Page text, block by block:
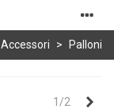
Accessori > Palloni
1/2